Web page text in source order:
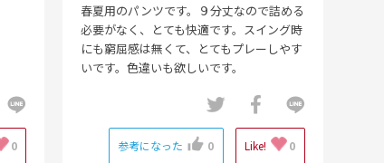
0
春夏用のパンツです。９分丈なので詰める
必要がなく、とても快適です。スイング時
にも窮屈感は無くて、とてもプレーしやす
いです。色違いも欲しいです。
参考になった 0 Like! 0